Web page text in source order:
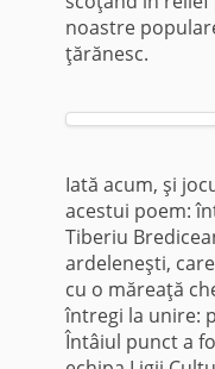
noastre
ţărănesc.
Iată acum, şi
acestui poem:
Tiberiu
ardeleneşti,
cu o măreaţă
întregi la unire:
Întâiul punct a